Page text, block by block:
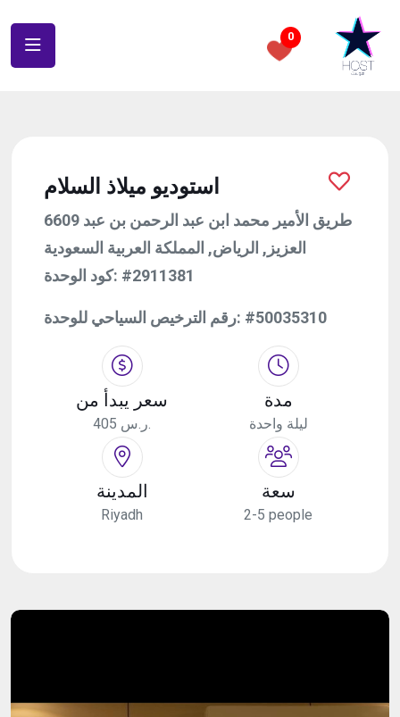
0
استوديو ميلاذ السلام
6609 طريق الأمير محمد ابن عبد الرحمن بن عبد
العزيز, الرياض, المملكة العربية السعودية
كود الوحدة: #2911381
رقم الترخيص السياحي للوحدة: #50035310
سعر يبدأ من
405 ر.س.
مدة
ليلة واحدة
المدينة
Riyadh
سعة
2-5 people